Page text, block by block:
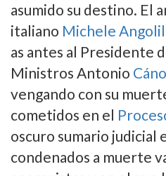
asumido su destino. El
italiano Michele
as antes al Presidente
Ministros Antonio
vengando con su
cometidos en el
oscuro sumario judicial
condenados a muerte